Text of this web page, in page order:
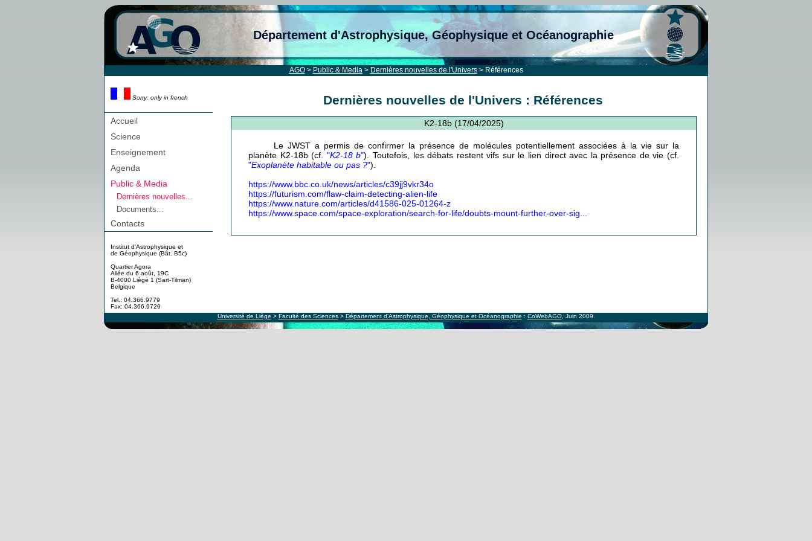
Département d'Astrophysique, Géophysique et Océanographie
AGO> Public & Media> Dernières nouvelles de l'Univers> Références
Sorry: only in french
Accueil
Science
Enseignement
Agenda
Public & Media
Dernières nouvelles...
Documents...
Contacts
Institut d'Astrophysique et
de Géophysique (Bât. B5c)
Quartier Agora
Allée du 6 août, 19C
B-4000 Liège 1 (Sart-Tilman)
Belgique
Tel.: 04.366.9779
Fax: 04.366.9729
Dernières nouvelles de l'Univers : Références
K2-18b (17/04/2025)
Le JWST a permis de confirmer la présence de molécules potentiellement associées à la vie sur la
planète K2-18b (cf. "K2-18 b"). Toutefois, les débats restent vifs sur le lien direct avec la présence de vie (cf.
"Exoplanète habitable ou pas ?").
https://www.bbc.co.uk/news/articles/c39jj9vkr34o
https://futurism.com/flaw-claim-detecting-alien-life
https://www.nature.com/articles/d41586-025-01264-z
https://www.space.com/space-exploration/search-for-life/doubts-mount-further-over-sig...
Université de Liège > Faculté des Sciences> Département d'Astrophysique, Géophysique et Océanographie : CoWebAGO, Juin 2009.